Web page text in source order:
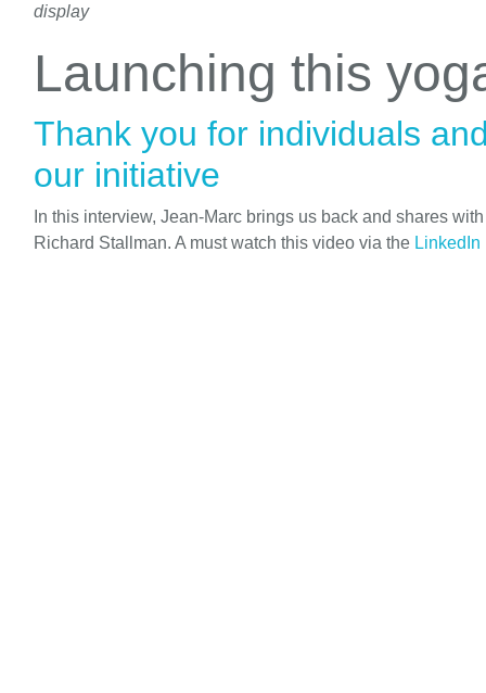
display
Launching this
Thank you for individuals
our initiative
In this interview, Jean-Marc brings us back and shares
Richard Stallman. A must watch this video via the LinkedIn